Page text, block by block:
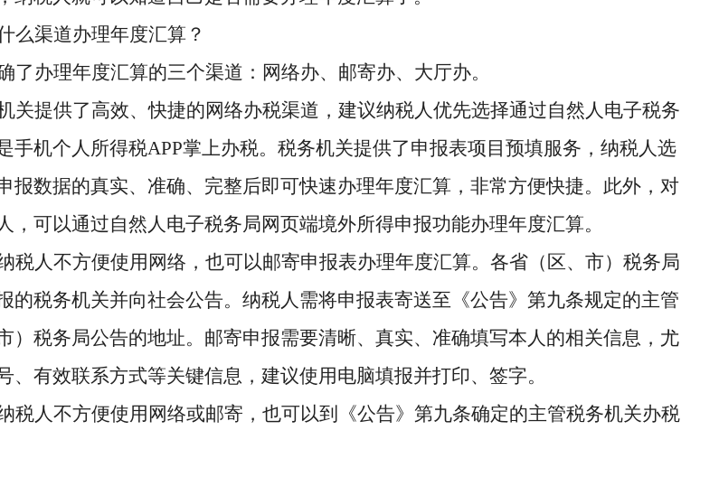
么渠道办理年度汇算？
了办理年度汇算的三个渠道：网络办、邮寄办、大厅办。
关提供了高效、快捷的网络办税渠道，建议纳税人优先选择通过自然人电子税务
手机个人所得税APP掌上办税。税务机关提供了申报表项目预填服务，纳税人选
报数据的真实、准确、完整后即可快速办理年度汇算，非常方便快捷。此外，对
，可以通过自然人电子税务局网页端境外所得申报功能办理年度汇算。
税人不方便使用网络，也可以邮寄申报表办理年度汇算。各省（区、市）税务局
的税务机关并向社会公告。纳税人需将申报表寄送至《公告》第九条规定的主管
）税务局公告的地址。邮寄申报需要清晰、真实、准确填写本人的相关信息，尤
、有效联系方式等关键信息，建议使用电脑填报并打印、签字。
税人不方便使用网络或邮寄，也可以到《公告》第九条确定的主管税务机关办税